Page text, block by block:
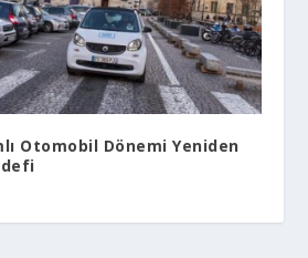
Otomobil Dönemi Yeniden